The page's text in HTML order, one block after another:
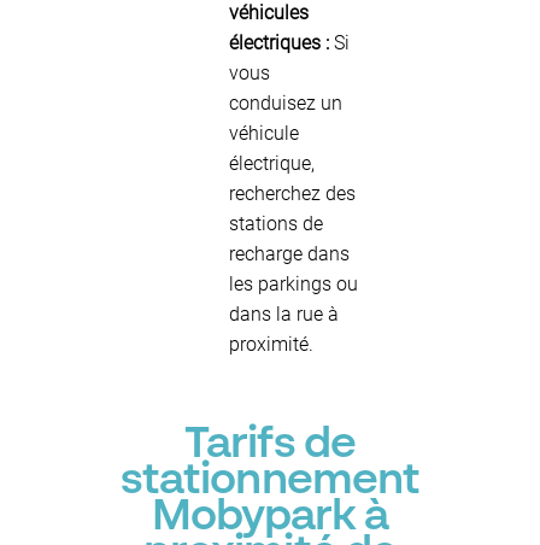
véhicules
électriques : Si
vous
conduisez un
véhicule
électrique,
recherchez des
stations de
recharge dans
les parkings ou
dans la rue à
proximité.
Tarifs de
stationnement
Mobypark à